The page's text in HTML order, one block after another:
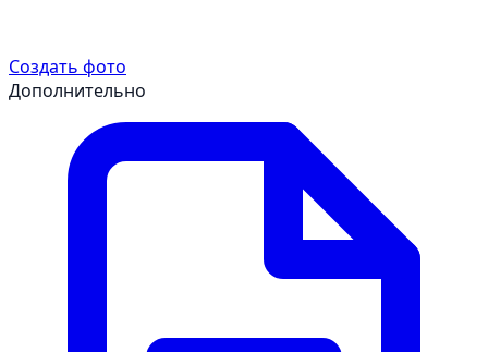
Создать фото
Дополнительно